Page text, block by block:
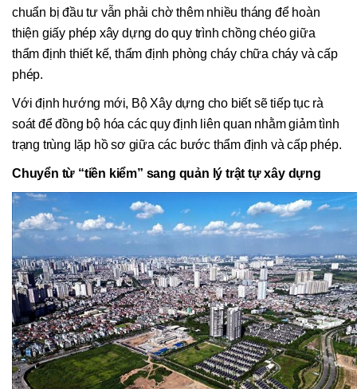
chuẩn bị đầu tư vẫn phải chờ thêm nhiều tháng để hoàn
thiện giấy phép xây dựng do quy trình chồng chéo giữa
thẩm định thiết kế, thẩm định phòng cháy chữa cháy và cấp
phép.
Với định hướng mới, Bộ Xây dựng cho biết sẽ tiếp tục rà
soát để đồng bộ hóa các quy định liên quan nhằm giảm tình
trạng trùng lặp hồ sơ giữa các bước thẩm định và cấp phép.
Chuyển từ “tiền kiểm” sang quản lý trật tự xây dựng